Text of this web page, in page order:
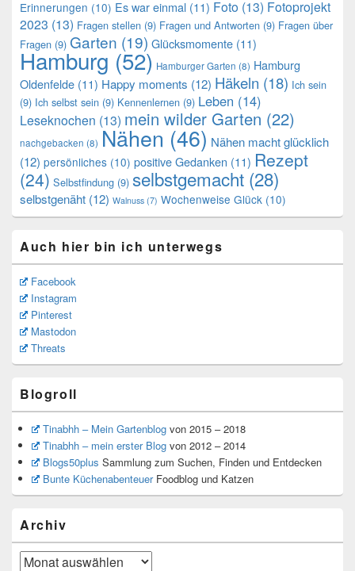
Erinnerungen (10) Es war einmal (11) Foto (13) Fotoprojekt
2023 (13) Fragen stellen (9) Fragen und Antworten (9) Fragen über
Fragen (9) Garten (19) Glücksmomente (11)
Hamburg (52) Hamburger Garten (8) Hamburg
Oldenfelde (11) Happy moments (12) Häkeln (18) Ich sein
(9) Ich selbst sein (9) Kennenlernen (9) Leben (14)
Leseknochen (13) mein wilder Garten (22)
nachgebacken (8) Nähen (46) Nähen macht glücklich
(12) persönliches (10) positive Gedanken (11) Rezept
(24) Selbstfindung (9) selbstgemacht (28)
selbstgenäht (12) Walnuss (7) Wochenweise Glück (10)
Auch hier bin ich unterwegs
Facebook
Instagram
Pinterest
Mastodon
Threats
Blogroll
Tinabhh – Mein Gartenblogvon 2015 – 2018
Tinabhh – mein erster Blogvon 2012 – 2014
Blogs50plus Sammlung zum Suchen, Finden und Entdecken
Bunte KüchenabenteuerFoodblog und Katzen
Archiv
Archiv